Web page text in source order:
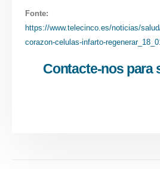
Fonte:
https://www.telecinco.es/noticias/
corazon-celulas-infarto-
Contacte-nos para